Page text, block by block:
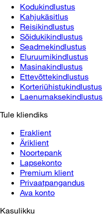
Kodukindlustus
Kahjukäsitlus
Reisikindlustus
Sõidukikindlustus
Seadmekindlustus
Eluruumikindlustus
Masinakindlustus
Ettevõttekindlustus
Korteriühistukindlustus
Laenumaksekindlustus
Tule kliendiks
Eraklient
Äriklient
Noortepank
Lapsekonto
Premium klient
Privaatpangandus
Ava konto
Kasulikku